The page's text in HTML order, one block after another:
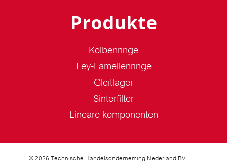
Produkte
Kolbenringe
Fey-Lamellenringe
Gleitlager
Sinterfilter
Lineare komponenten
© 2026 Technische Handelsonderneming Nederland BV |